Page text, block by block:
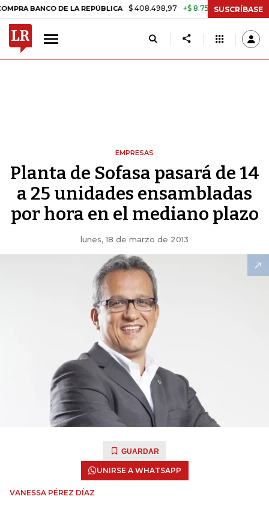
DE LA REPÚBLICA $ 408.498,97 +$ 8.753,81 +2,19% TASA DE
SUSCRÍBASE
EMPRESAS
Planta de Sofasa pasará de 14
a 25 unidades ensambladas
por hora en el mediano plazo
lunes, 18 de marzo de 2013
GUARDAR
UNIRSE A WHATSAPP
VANESSA PÉREZ DÍAZ